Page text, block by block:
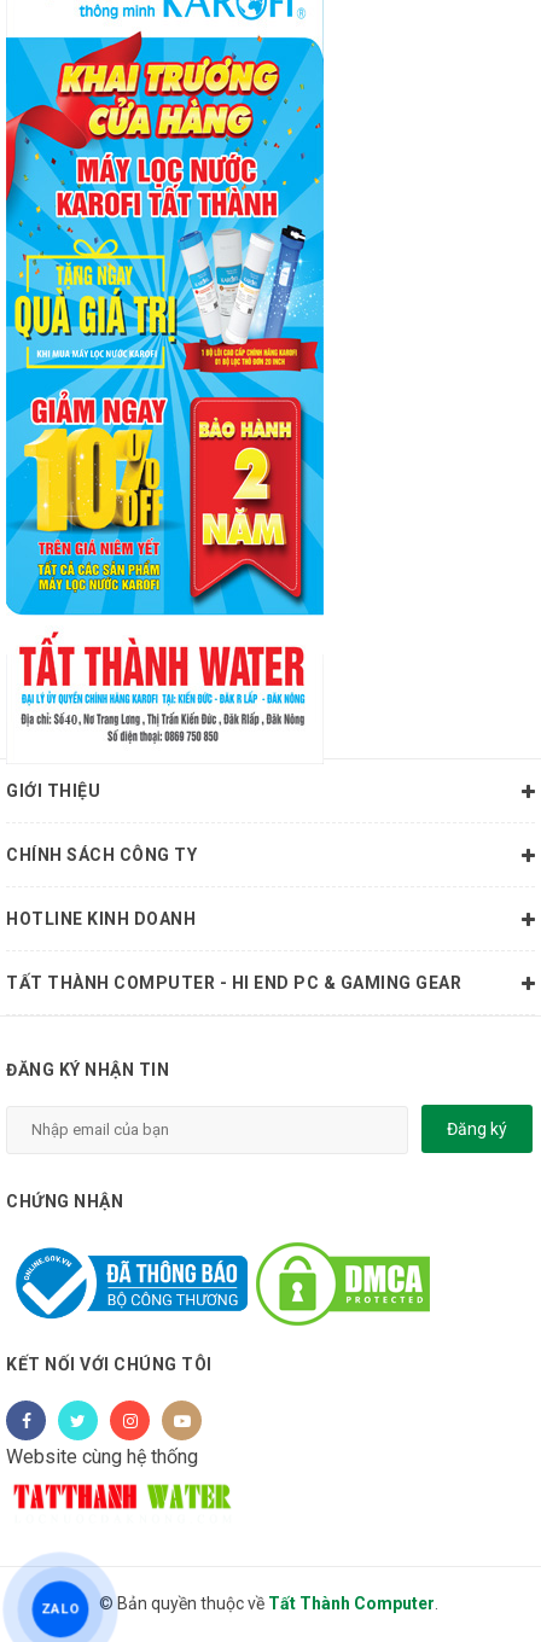
ZALO
GIỚI THIỆU
CHÍNH SÁCH CÔNG TY
HOTLINE KINH DOANH
TẤT THÀNH COMPUTER - HI END PC & GAMING GEAR
ĐĂNG KÝ NHẬN TIN
Đăng ký
CHỨNG NHẬN
KẾT NỐI VỚI CHÚNG TÔI
Website cùng hệ thống
© Bản quyền thuộc về Tất Thành Computer